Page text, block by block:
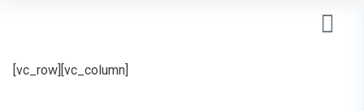
[vc_row][vc_column]